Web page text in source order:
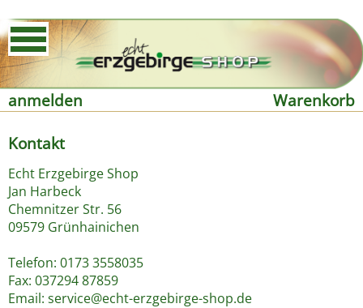
anmelden
Warenkorb
Kontakt
Echt Erzgebirge Shop
Jan Harbeck
Chemnitzer Str. 56
09579 Grünhainichen
Telefon: 0173 3558035
Fax: 037294 87859
Email: service@echt-erzgebirge-shop.de